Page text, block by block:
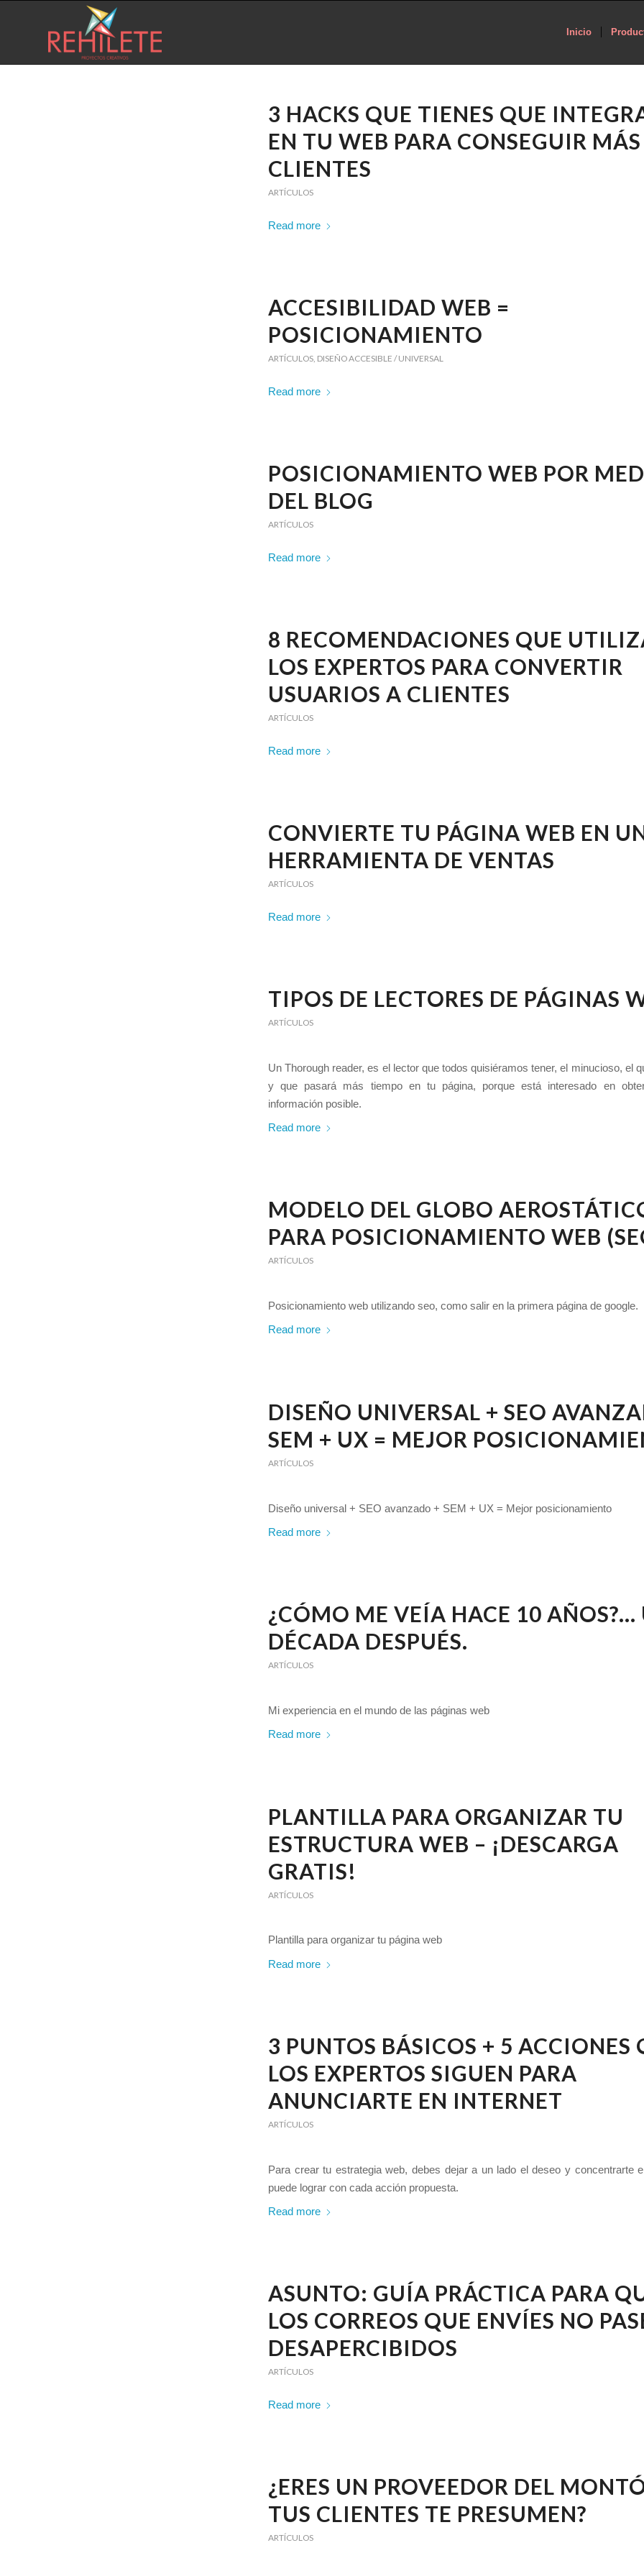
Inicio
3 HACKS QUE TIENES QUE
EN TU WEB PARA CONSEGUIR MÁS
CLIENTES
ARTÍCULOS
Read more
ACCESIBILIDAD WEB =
POSICIONAMIENTO
ARTÍCULOS, DISEÑO ACCESIBLE / UNIVERSAL
Read more
POSICIONAMIENTO WEB POR
DEL BLOG
ARTÍCULOS
Read more
8 RECOMENDACIONES QUE
LOS EXPERTOS PARA CONVERTIR
USUARIOS A CLIENTES
ARTÍCULOS
Read more
CONVIERTE TU PÁGINA WEB EN
HERRAMIENTA DE VENTAS
ARTÍCULOS
Read more
TIPOS DE LECTORES DE PÁGINAS
ARTÍCULOS
Un Thorough reader, es el lector que todos quisiéramos tener, el minucioso, el
y que pasará más tiempo en tu página, porque está interesado en
información posible.
Read more
MODELO DEL GLOBO
PARA POSICIONAMIENTO WEB
ARTÍCULOS
Posicionamiento web utilizando seo, como salir en la primera página de google.
Read more
DISEÑO UNIVERSAL + SEO
SEM + UX = MEJOR
ARTÍCULOS
Diseño universal + SEO avanzado + SEM + UX = Mejor posicionamiento
Read more
¿CÓMO ME VEÍA HACE 10 AÑOS?…
DÉCADA DESPUÉS.
ARTÍCULOS
Mi experiencia en el mundo de las páginas web
Read more
PLANTILLA PARA ORGANIZAR TU
ESTRUCTURA WEB – ¡DESCARGA
GRATIS!
ARTÍCULOS
Plantilla para organizar tu página web
Read more
3 PUNTOS BÁSICOS + 5 ACCIONES
LOS EXPERTOS SIGUEN PARA
ANUNCIARTE EN INTERNET
ARTÍCULOS
Para crear tu estrategia web, debes dejar a un lado el deseo y concentrarte
puede lograr con cada acción propuesta.
Read more
ASUNTO: GUÍA PRÁCTICA PARA
LOS CORREOS QUE ENVÍES NO
DESAPERCIBIDOS
ARTÍCULOS
Read more
¿ERES UN PROVEEDOR DEL
TUS CLIENTES TE PRESUMEN?
ARTÍCULOS